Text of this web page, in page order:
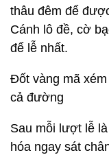
thâu đêm để
Cánh lô đề, cờ
để lễ nhất.
Đốt vàng mã
cả đường
Sau mỗi lượt lễ
hóa ngay sát